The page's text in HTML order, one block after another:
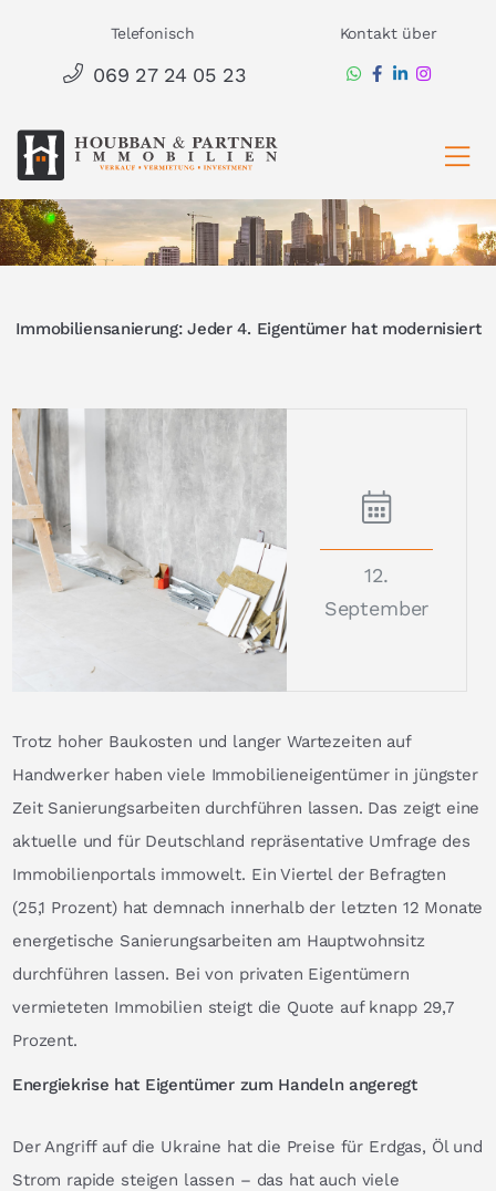
springen
Telefonisch
069 27 24 05 23
Kontakt über
Immobiliensanierung: Jeder 4. Eigentümer hat modernisiert
12.
September
Trotz hoher Baukosten und langer Wartezeiten auf
Handwerker haben viele Immobilieneigentümer in jüngster
Zeit Sanierungsarbeiten durchführen lassen. Das zeigt eine
aktuelle und für Deutschland repräsentative Umfrage des
Immobilienportals immowelt. Ein Viertel der Befragten
(25,1 Prozent) hat demnach innerhalb der letzten 12 Monate
energetische Sanierungsarbeiten am Hauptwohnsitz
durchführen lassen. Bei von privaten Eigentümern
vermieteten Immobilien steigt die Quote auf knapp 29,7
Prozent.
Energiekrise hat Eigentümer zum Handeln angeregt
Der Angriff auf die Ukraine hat die Preise für Erdgas, Öl und
Strom rapide steigen lassen – das hat auch viele